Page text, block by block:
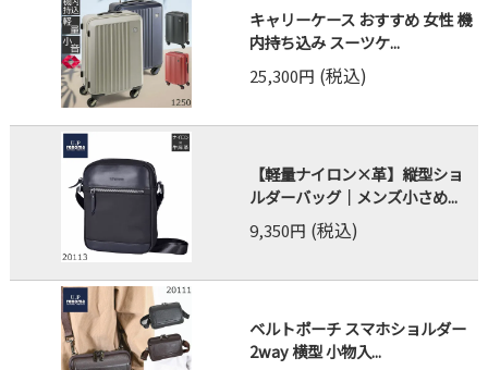
キャリーケース おすすめ 女性 機
内持ち込み スーツケ...
25,300円 (税込)
【軽量ナイロン×革】縦型ショ
ルダーバッグ｜メンズ小さめ...
9,350円 (税込)
ベルトポーチ スマホショルダー
2way 横型 小物入...